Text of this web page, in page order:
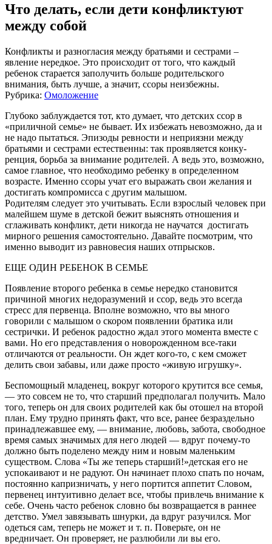
Что делать, если дети конфликтуют
между собой
Конфликты и разногласия между братьями и сестрами –
явление нередкое. Это происходит от того, что каждый
ребенок старается заполучить больше родительского
внимания, быть лучше, а значит, ссоры неизбежны.
Рубрика: Омоложение
Глубоко заблуждается тот, кто думает, что детских ссор в
«приличной семье» не бывает. Их избежать невозможно, да и
не надо пытаться. Эпизоды ревности и неприязни между
братьями и сестрами естественны: так проявляется конку­
ренция, борьба за внимание родителей. А ведь это, возможно,
самое главное, что необходимо ребенку в определенном
возрасте. Именно ссоры учат его вы­ражать свои желания и
достигать компромисса с другим малышом.
Родителям следует это учитывать. Если взрослый человек при
малейшем шуме в детской бежит выяснять отношения и
сглаживать конфликт, дети никогда не научатся достигать
мирного решения самостоятельно. Давайте посмотрим, что
именно выводит из равновесия наших отпрысков.
ЕЩЕ ОДИН РЕБЕНОК В СЕМЬЕ
Появление второго ребенка в семье нередко становится
причиной многих не­доразумений и ссор, ведь это всегда
стресс для первенца. Вполне возможно, что вы много
говорили с малышом о скором появлении братика или
сестрич­ки. И ребенок радостно ждал этого момента вместе с
вами. Но его представ­ления о новорожденном все-таки
отличаются от реальности. Он ждет кого-то, с кем сможет
делить свои забавы, или даже просто «живую игрушку».
Беспомощный младенец, вокруг которого крутится все семья,
— это совсем не то, что старший предполагал получить. Мало
того, теперь он для своих роди­телей как бы отошел на второй
план. Ему трудно принять факт, что все, ранее безраздельно
принадлежавшее ему, — внимание, любовь, забота, свободное
время самых значимых для него людей — вдруг почему-то
должно быть поделе­но между ним и новым маленьким
существом. Слова «Ты же теперь старший!»детская его не
успокаивают и не радуют. Он начинает пло­хо спать по ночам,
постоянно капризничать, у него портится аппетит Словом,
первенец интуитивно делает все, чтобы привлечь внимание к
себе. Очень часто ребенок словно бы возвращается в раннее
дет­ство. Умел завязывать шнурки, да вдруг разучился. Мог
одеться сам, теперь не может и т. п. Поверьте, он не
вредничает. Он проверяет, не разлюбили ли вы его.